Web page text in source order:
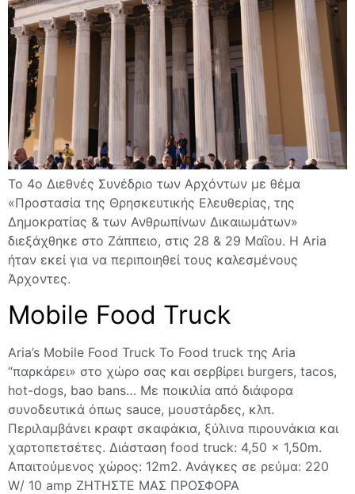
Το 4ο Διεθνές Συνέδριο των Αρχόντων με θέμα
«Προστασία της Θρησκευτικής Ελευθερίας, της
Δημοκρατίας & των Ανθρωπίνων Δικαιωμάτων»
διεξάχθηκε στο Ζάππειο, στις 28 & 29 Μαΐου. H Aria
ήταν εκεί για να περιποιηθεί τους καλεσμένους
Άρχοντες.
Μobile Food Truck
Aria’s Μοbile Food Truck Το Food truck της Αria
“παρκάρει» στο χώρο σας και σερβίρει burgers, tacos,
hot-dogs, bao bans… Με ποικιλία από διάφορα
συνοδευτικά όπως sauce, μουστάρδες, κλπ.
Περιλαμβάνει κραφτ σκαφάκια, ξύλινα πιρουνάκια και
χαρτοπετσέτες. Διάσταση food truck: 4,50 x 1,50m.
Απαιτούμενος χώρος: 12m2. Ανάγκες σε ρεύμα: 220
W/ 10 amp ΖΗΤΗΣΤΕ ΜΑΣ ΠΡΟΣΦΟΡΑ